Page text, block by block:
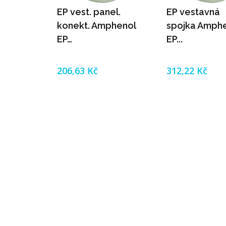
EP vest. panel.
konekt. Amphenol
EP…
206,63 Kč
EP vestavná
spojka
EP...
312,22 Kč